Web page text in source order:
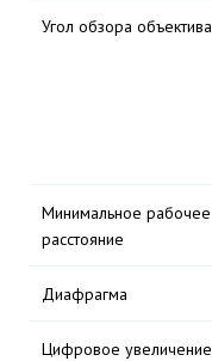
Угол обзора объектива
Минимальное рабочее
расстояние
Диафрагма
Цифровое увеличение